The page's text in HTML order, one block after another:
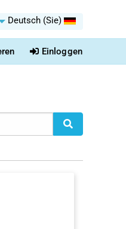
Deutsch (Sie)
Einloggen